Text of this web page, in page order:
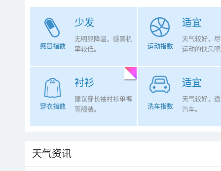
少发
感冒指数
无明显降温，感冒机
率较低。
适宜
运动指数
天气较好，
运动的快乐
衬衫
穿衣指数
建议穿长袖衬衫单裤
等服装。
适宜
洗车指数
天气较好，
汽车。
天气资讯